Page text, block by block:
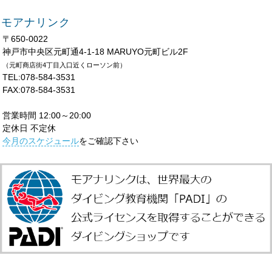
モアナリンク
〒650-0022
神戸市中央区元町通4-1-18 MARUYO元町ビル2F
（元町商店街4丁目入口近くローソン前）
TEL:078-584-3531
FAX:078-584-3531
営業時間 12:00～20:00
定休日 不定休
今月のスケジュールをご確認下さい